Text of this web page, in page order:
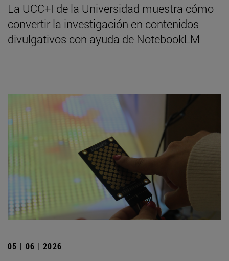
La UCC+I de la Universidad muestra cómo
convertir la investigación en contenidos
divulgativos con ayuda de NotebookLM
05 | 06 | 2026